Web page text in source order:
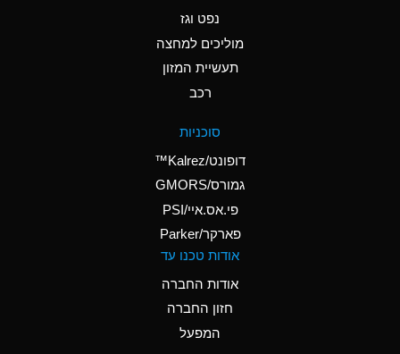
Ammonium Nitrate
Ammonium Nitrite
Ammonium Persulfate
Ammonium Phosphate
A
Ammonium Sulfate
B
Amyl Acetate (Banana
נפט וגז
מוליכים למחצה
תעשיית המזון
רכב
סוכניות
דופונט/Kalrez™
גמורס/GMORS
פי.אס.איי/PSI
פארקר/Parker
אודות טכנו עד
אודות החברה
חזון החברה
המפעל